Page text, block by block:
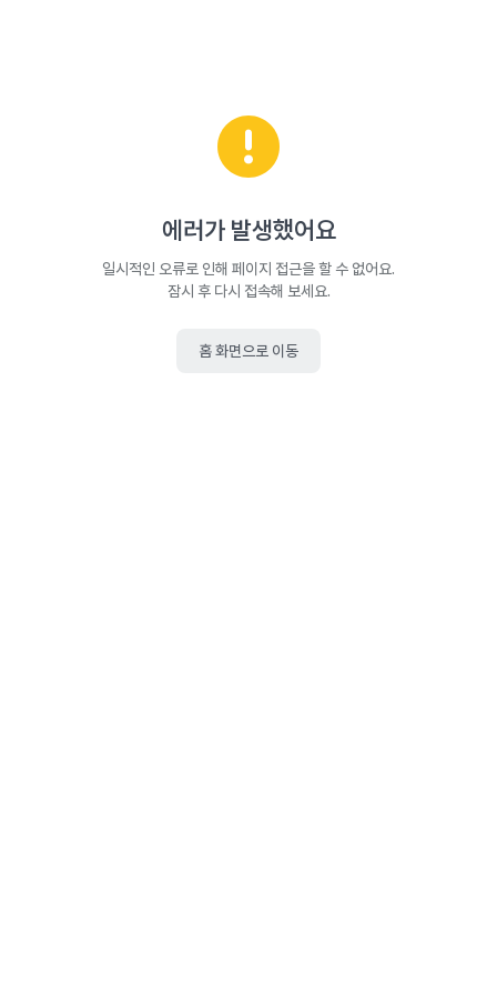
에러가 발생했어요
일시적인 오류로 인해 페이지 접근을 할 수 없어요.
잠시 후 다시 접속해 보세요.
홈 화면으로 이동